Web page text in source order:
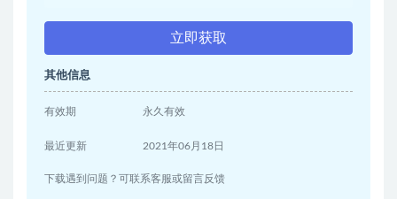
立即获取
其他信息
有效期 永久有效
最近更新 2021年06月18日
下载遇到问题？可联系客服或留言反馈